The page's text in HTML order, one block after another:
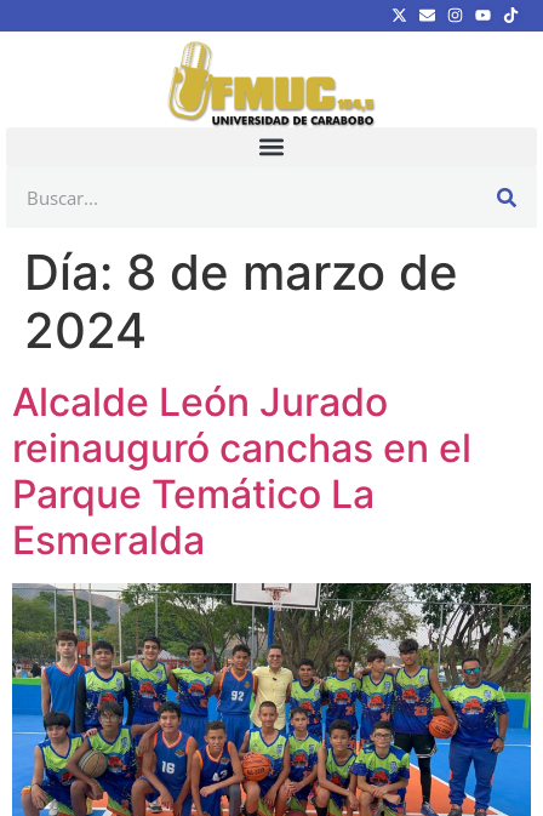
Día: 8 de marzo de
2024
Alcalde León Jurado
reinauguró canchas en el
Parque Temático La
Esmeralda